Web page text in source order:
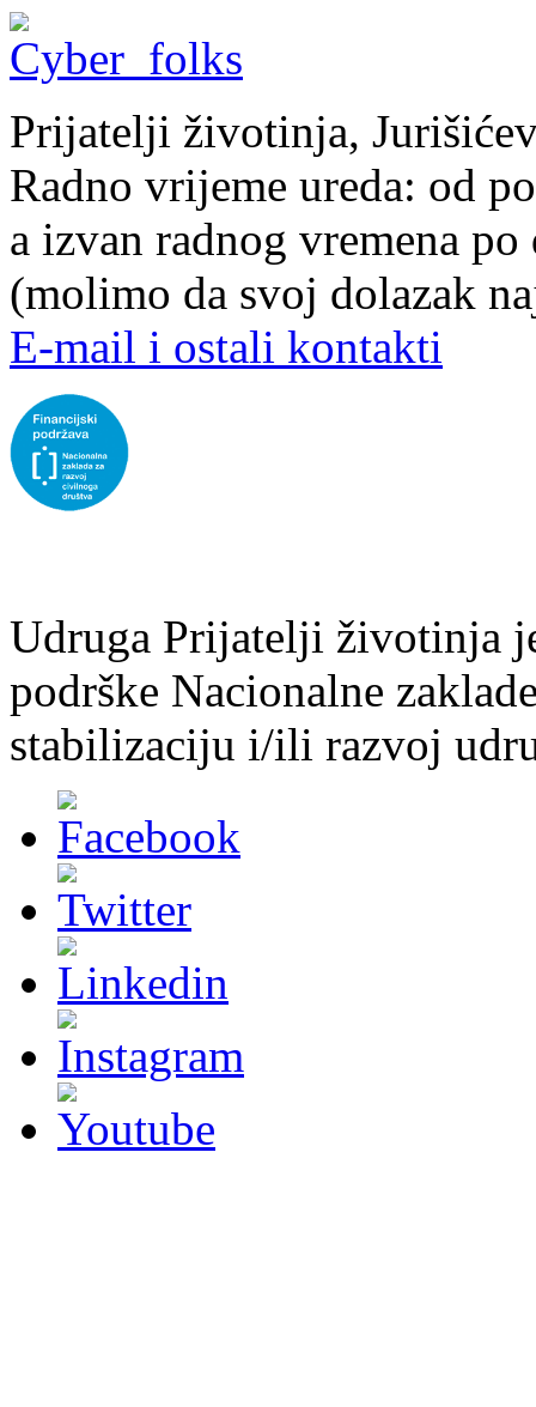
Prijatelji životinja,
Radno vrijeme ureda: od
a izvan radnog vremena
(molimo da svoj dolazak
E-mail i ostali kontakti
Udruga Prijatelji životinja
podrške Nacionalne
stabilizaciju i/ili razvoj